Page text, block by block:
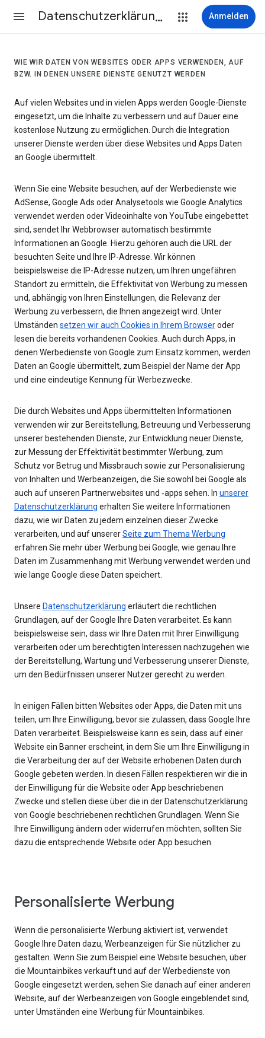
Datenschutzerklärung & Nutzungsbedingungen Anmelden
WIE WIR DATEN VON WEBSITES ODER APPS VERWENDEN, AUF
BZW. IN DENEN UNSERE DIENSTE GENUTZT WERDEN
Auf vielen Websites und in vielen Apps werden Google-Dienste
eingesetzt, um die Inhalte zu verbessern und auf Dauer eine
kostenlose Nutzung zu ermöglichen. Durch die Integration
unserer Dienste werden über diese Websites und Apps Daten
an Google übermittelt.
Wenn Sie eine Website besuchen, auf der Werbedienste wie
AdSense, Google Ads oder Analysetools wie Google Analytics
verwendet werden oder Videoinhalte von YouTube eingebettet
sind, sendet Ihr Webbrowser automatisch bestimmte
Informationen an Google. Hierzu gehören auch die URL der
besuchten Seite und Ihre IP-Adresse. Wir können
beispielsweise die IP-Adresse nutzen, um Ihren ungefähren
Standort zu ermitteln, die Effektivität von Werbung zu messen
und, abhängig von Ihren Einstellungen, die Relevanz der
Werbung zu verbessern, die Ihnen angezeigt wird. Unter
Umständen setzen wir auch Cookies in Ihrem Browseroder
lesen die bereits vorhandenen Cookies. Auch durch Apps, in
denen Werbedienste von Google zum Einsatz kommen, werden
Daten an Google übermittelt, zum Beispiel der Name der App
und eine eindeutige Kennung für Werbezwecke.
Die durch Websites und Apps übermittelten Informationen
verwenden wir zur Bereitstellung, Betreuung und Verbesserung
unserer bestehenden Dienste, zur Entwicklung neuer Dienste,
zur Messung der Effektivität bestimmter Werbung, zum
Schutz vor Betrug und Missbrauch sowie zur Personalisierung
von Inhalten und Werbeanzeigen, die Sie sowohl bei Google als
auch auf unseren Partnerwebsites und ‑apps sehen. In unserer
Datenschutzerklärung erhalten Sie weitere Informationen
dazu, wie wir Daten zu jedem einzelnen dieser Zwecke
verarbeiten, und auf unsererSeite zum Thema Werbung
erfahren Sie mehr über Werbung bei Google, wie genau Ihre
Daten im Zusammenhang mit Werbung verwendet werden und
wie lange Google diese Daten speichert.
Unsere Datenschutzerklärung erläutert die rechtlichen
Grundlagen, auf der Google Ihre Daten verarbeitet. Es kann
beispielsweise sein, dass wir Ihre Daten mit Ihrer Einwilligung
verarbeiten oder um berechtigten Interessen nachzugehen wie
der Bereitstellung, Wartung und Verbesserung unserer Dienste,
um den Bedürfnissen unserer Nutzer gerecht zu werden.
In einigen Fällen bitten Websites oder Apps, die Daten mit uns
teilen, um Ihre Einwilligung, bevor sie zulassen, dass Google Ihre
Daten verarbeitet. Beispielsweise kann es sein, dass auf einer
Website ein Banner erscheint, in dem Sie um Ihre Einwilligung in
die Verarbeitung der auf der Website erhobenen Daten durch
Google gebeten werden. In diesen Fällen respektieren wir die in
der Einwilligung für die Website oder App beschriebenen
Zwecke und stellen diese über die in der Datenschutzerklärung
von Google beschriebenen rechtlichen Grundlagen. Wenn Sie
Ihre Einwilligung ändern oder widerrufen möchten, sollten Sie
dazu die entsprechende Website oder App besuchen.
Personalisierte Werbung
Wenn die personalisierte Werbung aktiviert ist, verwendet
Google Ihre Daten dazu, Werbeanzeigen für Sie nützlicher zu
gestalten. Wenn Sie zum Beispiel eine Website besuchen, über
die Mountainbikes verkauft und auf der Werbedienste von
Google eingesetzt werden, sehen Sie danach auf einer anderen
Website, auf der Werbeanzeigen von Google eingeblendet sind,
unter Umständen eine Werbung für Mountainbikes.